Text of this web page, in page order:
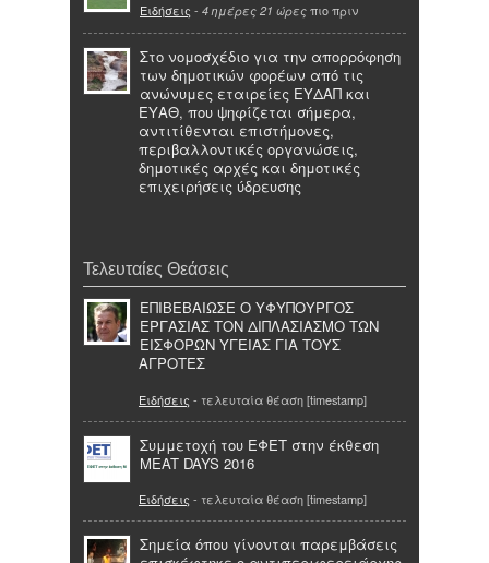
Ειδήσεις - 4 ημέρες 21 ώρες πιο πριν
Στο νομοσχέδιο για την απορρόφηση
των δημοτικών φορέων από τις
ανώνυμες εταιρείες ΕΥΔΑΠ και
ΕΥΑΘ, που ψηφίζεται σήμερα,
αντιτίθενται επιστήμονες,
περιβαλλοντικές οργανώσεις,
δημοτικές αρχές και δημοτικές
επιχειρήσεις ύδρευσης
Τελευταίες Θεάσεις
ΕΠΙΒΕΒΑΙΩΣΕ Ο ΥΦΥΠΟΥΡΓΟΣ
ΕΡΓΑΣΙΑΣ ΤΟΝ ΔΙΠΛΑΣΙΑΣΜΟ ΤΩΝ
ΕΙΣΦΟΡΩΝ ΥΓΕΙΑΣ ΓΙΑ ΤΟΥΣ
ΑΓΡΟΤΕΣ
Ειδήσεις - τελευταία θέαση [timestamp]
Συμμετοχή του ΕΦΕΤ στην έκθεση
MEAT DAYS 2016
Ειδήσεις - τελευταία θέαση [timestamp]
Σημεία όπου γίνονται παρεμβάσεις